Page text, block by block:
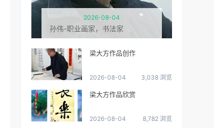
2026-08-04
孙伟-职业画家，书法家
梁大方作品创作
2026-08-04 3,038 浏览
梁大方作品欣赏
2026-08-04 8,782 浏览